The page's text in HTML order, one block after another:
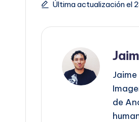
Última actualización el
de